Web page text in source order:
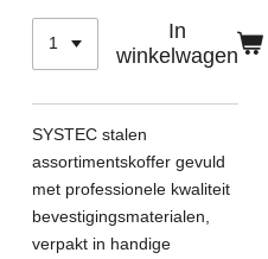
In
winkelwagen
SYSTEC stalen
assortimentskoffer gevuld
met professionele kwaliteit
bevestigingsmaterialen,
verpakt in handige